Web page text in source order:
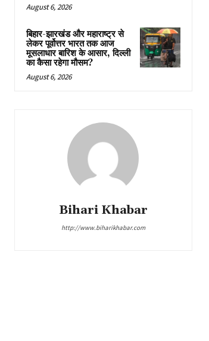
August 6, 2026
बिहार-झारखंड और महाराष्ट्र से
लेकर पूर्वोत्तर भारत तक आज
मूसलाधार बारिश के आसार, दिल्ली
का कैसा रहेगा मौसम?
August 6, 2026
Bihari Khabar
http://www.biharikhabar.com